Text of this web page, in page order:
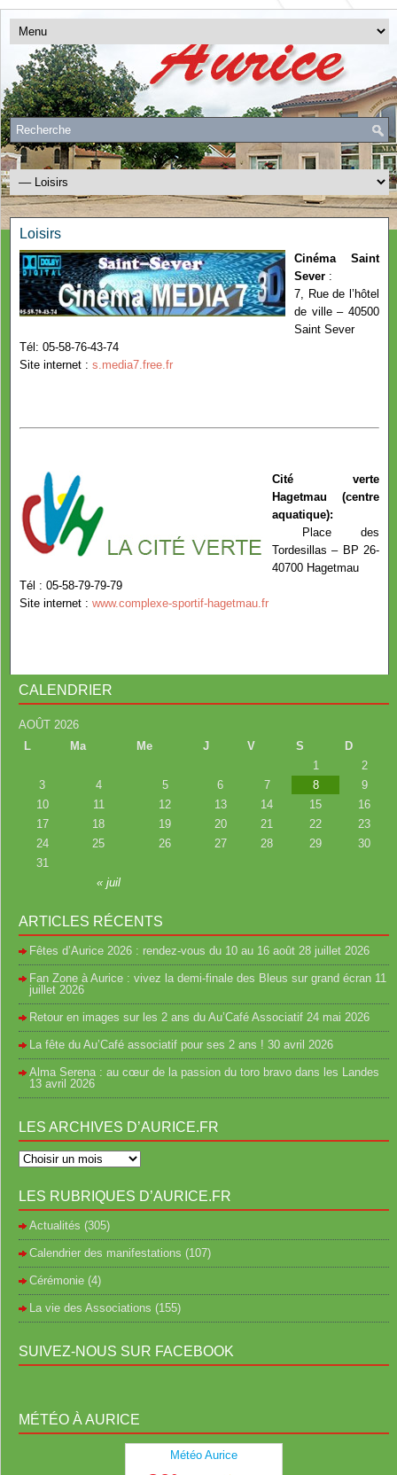
Loisirs
Cinéma Saint
Sever :
7, Rue de l’hôtel
de ville – 40500
Saint Sever
Tél: 05-58-76-43-74
Site internet : s.media7.free.fr
Cité verte
Hagetmau (centre
aquatique):
Place des
Tordesillas – BP 26-
40700 Hagetmau
Tél : 05-58-79-79-79
Site internet : www.complexe-sportif-hagetmau.fr
CALENDRIER
AOÛT 2026
L
Ma Me J V S D
« juil
1
2
3
4 5 6 7 8
9
10
11 12 13 14 15
16
17
18 19 20 21 22
23
24
25 26 27 28 29
30
31
ARTICLES RÉCENTS
Fêtes d’Aurice 2026 : rendez-vous du 10 au 16 août 28 juillet 2026
Fan Zone à Aurice : vivez la demi-finale des Bleus sur grand écran 11
juillet 2026
Retour en images sur les 2 ans du Au’Café Associatif 24 mai 2026
La fête du Au’Café associatif pour ses 2 ans ! 30 avril 2026
Alma Serena : au cœur de la passion du toro bravo dans les Landes
13 avril 2026
LES ARCHIVES D’AURICE.FR
LES RUBRIQUES D’AURICE.FR
Actualités (305)
Calendrier des manifestations (107)
Cérémonie (4)
La vie des Associations (155)
SUIVEZ-NOUS SUR FACEBOOK
MÉTÉO À AURICE